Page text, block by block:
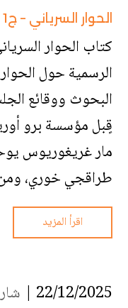
الحوار السرياني – ج1
الرسمية حول
البحوث ووقائع
قٍبل مؤسسة برو
مار غريغوريوس
طراقجي خوري،
اقرأ المزيد
22/12/2025 |